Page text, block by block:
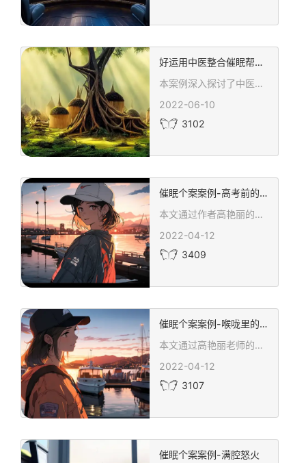
好运用中医整合催眠帮进校门就难受学生的案例
本案例深入探讨了中医整合催眠在青少年心理咨询中的应用，详细描述了一名高中生如何通过心理咨询师的专业指导，成功克服了学习进校门即感难受的躯体症状及学习焦虑。利用催眠放松引导、心锚设定、症状意象等技术，结合认知行为疗法、NLP等心理辅助支持，帮助学生找回了生活动力，重新燃起对学习的热情，并有效提升了学习效率。案例展现了中医与现代心理咨询技术结合的创新方法，为同类问题提供了有效的解决方案。
2022-06-10
3102
催眠个案案例-高考前的梦中虫子
本文通过作者高艳丽的经验，讲述了如何运用中医整合催眠技术来辅导一名面临高考压力的学生。学生因梦中的恐惧感觉和现实生活中的压力，产生了强烈的心理反应。通过对梦境的分析和情绪的处理，文章展示了如何缓解学生的恐惧并重构其正向心理状态。文章还强调了正析思维的作用，以及通过催眠技术植入生命能量，帮助学生找回自信和内在的力量。这不仅是对高考学生的心理辅导实例，也展示了中医整合催眠技术在处理情绪和心理重建方面的有效性。
2022-04-12
3409
催眠个案案例-喉咙里的泥巴
本文通过高艳丽老师的视角，描述了一位因社交恐惧和自我封闭长期苦恼的人通过中医整合催眠技术的治疗过程。治疗中，患者通过导入放松和情绪处理技术，成功释放了多年累积的内心压抑和恐惧，逐渐找回自信和勇气。文章详细描绘了治疗过程中的情绪变化和心理体验，强调了面对内心恐惧，建立自我链接的重要性。通过深入的催眠放松和情绪处理，患者不仅在心理上得到了显著的改善，也重新获得了在社交场合中自如行动的能力，展现了中医整合催眠在治疗社交恐惧中的有效性和深刻影响。
2022-04-12
3107
催眠个案案例-满腔怒火